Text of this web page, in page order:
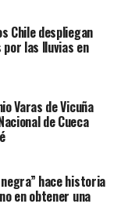
Chile despliegan
las lluvias en
Varas de Vicuña
de Cueca
hace historia
en obtener una